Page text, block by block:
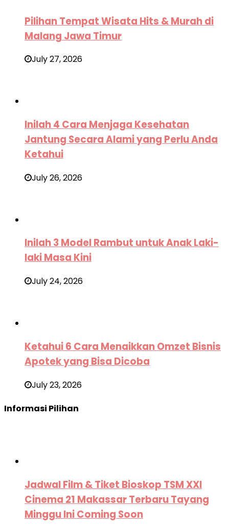
Pilihan Tempat Wisata Hits & Murah di
Malang Jawa Timur
July 27, 2026
Inilah 4 Cara Menjaga Kesehatan
Jantung Secara Alami yang Perlu Anda
Ketahui
July 26, 2026
Inilah 3 Model Rambut untuk Anak Laki-
laki Masa Kini
July 24, 2026
Ketahui 6 Cara Menaikkan Omzet Bisnis
Apotek yang Bisa Dicoba
July 23, 2026
Informasi Pilihan
Jadwal Film & Tiket Bioskop TSM XXI
Cinema 21 Makassar Terbaru Tayang
Minggu Ini Coming Soon